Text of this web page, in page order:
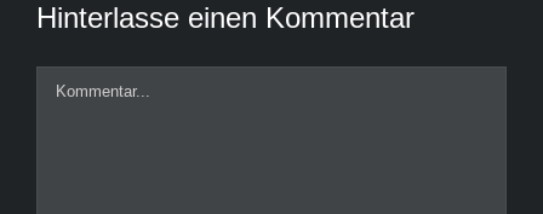
Hinterlasse einen Kommentar
Kommentar